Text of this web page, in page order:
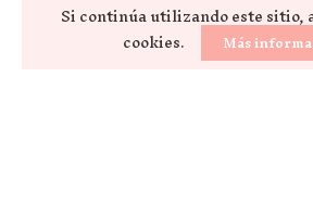
Si continúa utilizando este sitio,
cookies. Más